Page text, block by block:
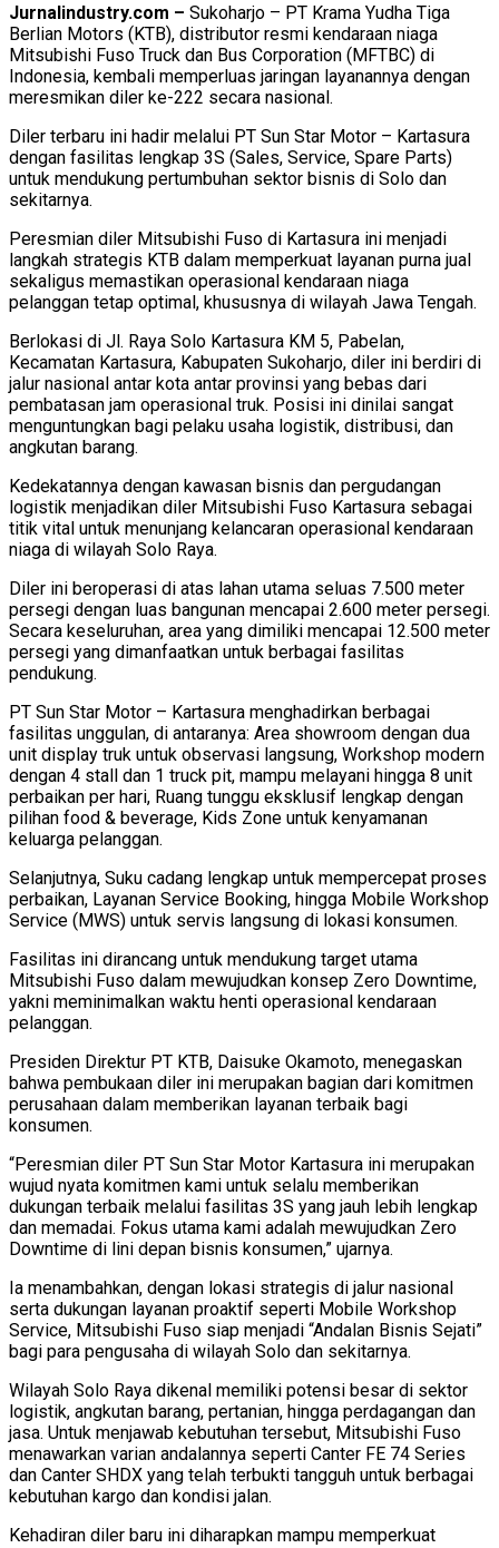
Jurnalindustry.com – Sukoharjo – PT Krama Yudha Tiga
Berlian Motors (KTB), distributor resmi kendaraan niaga
Mitsubishi Fuso Truck dan Bus Corporation (MFTBC) di
Indonesia, kembali memperluas jaringan layanannya dengan
meresmikan diler ke-222 secara nasional.
Diler terbaru ini hadir melalui PT Sun Star Motor – Kartasura
dengan fasilitas lengkap 3S (Sales, Service, Spare Parts)
untuk mendukung pertumbuhan sektor bisnis di Solo dan
sekitarnya.
Peresmian diler Mitsubishi Fuso di Kartasura ini menjadi
langkah strategis KTB dalam memperkuat layanan purna jual
sekaligus memastikan operasional kendaraan niaga
pelanggan tetap optimal, khususnya di wilayah Jawa Tengah.
Berlokasi di Jl. Raya Solo Kartasura KM 5, Pabelan,
Kecamatan Kartasura, Kabupaten Sukoharjo, diler ini berdiri di
jalur nasional antar kota antar provinsi yang bebas dari
pembatasan jam operasional truk. Posisi ini dinilai sangat
menguntungkan bagi pelaku usaha logistik, distribusi, dan
angkutan barang.
Kedekatannya dengan kawasan bisnis dan pergudangan
logistik menjadikan diler Mitsubishi Fuso Kartasura sebagai
titik vital untuk menunjang kelancaran operasional kendaraan
niaga di wilayah Solo Raya.
Diler ini beroperasi di atas lahan utama seluas 7.500 meter
persegi dengan luas bangunan mencapai 2.600 meter persegi.
Secara keseluruhan, area yang dimiliki mencapai 12.500 meter
persegi yang dimanfaatkan untuk berbagai fasilitas
pendukung.
PT Sun Star Motor – Kartasura menghadirkan berbagai
fasilitas unggulan, di antaranya: Area showroom dengan dua
unit display truk untuk observasi langsung, Workshop modern
dengan 4 stall dan 1 truck pit, mampu melayani hingga 8 unit
perbaikan per hari, Ruang tunggu eksklusif lengkap dengan
pilihan food & beverage, Kids Zone untuk kenyamanan
keluarga pelanggan.
Selanjutnya, Suku cadang lengkap untuk mempercepat proses
perbaikan, Layanan Service Booking, hingga Mobile Workshop
Service (MWS) untuk servis langsung di lokasi konsumen.
Fasilitas ini dirancang untuk mendukung target utama
Mitsubishi Fuso dalam mewujudkan konsep Zero Downtime,
yakni meminimalkan waktu henti operasional kendaraan
pelanggan.
Presiden Direktur PT KTB, Daisuke Okamoto, menegaskan
bahwa pembukaan diler ini merupakan bagian dari komitmen
perusahaan dalam memberikan layanan terbaik bagi
konsumen.
“Peresmian diler PT Sun Star Motor Kartasura ini merupakan
wujud nyata komitmen kami untuk selalu memberikan
dukungan terbaik melalui fasilitas 3S yang jauh lebih lengkap
dan memadai. Fokus utama kami adalah mewujudkan Zero
Downtime di lini depan bisnis konsumen,” ujarnya.
Ia menambahkan, dengan lokasi strategis di jalur nasional
serta dukungan layanan proaktif seperti Mobile Workshop
Service, Mitsubishi Fuso siap menjadi “Andalan Bisnis Sejati”
bagi para pengusaha di wilayah Solo dan sekitarnya.
Wilayah Solo Raya dikenal memiliki potensi besar di sektor
logistik, angkutan barang, pertanian, hingga perdagangan dan
jasa. Untuk menjawab kebutuhan tersebut, Mitsubishi Fuso
menawarkan varian andalannya seperti Canter FE 74 Series
dan Canter SHDX yang telah terbukti tangguh untuk berbagai
kebutuhan kargo dan kondisi jalan.
Kehadiran diler baru ini diharapkan mampu memperkuat